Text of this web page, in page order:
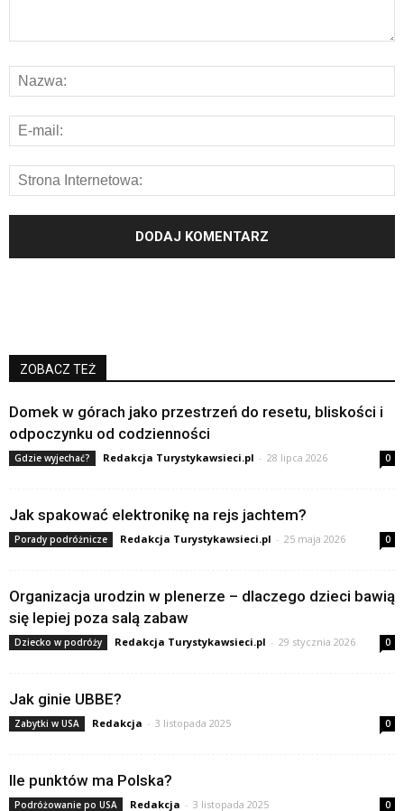
ZOBACZ TEŻ
Domek w górach jako przestrzeń do resetu, bliskości i
odpoczynku od codzienności
Gdzie wyjechać? Redakcja Turystykawsieci.pl - 28 lipca 2026 0
Jak spakować elektronikę na rejs jachtem?
Porady podróżnicze Redakcja Turystykawsieci.pl - 25 maja 2026 0
Organizacja urodzin w plenerze – dlaczego dzieci bawią
się lepiej poza salą zabaw
Dziecko w podróży Redakcja Turystykawsieci.pl - 29 stycznia 2026 0
Jak ginie UBBE?
Zabytki w USA Redakcja - 3 listopada 2025 0
Ile punktów ma Polska?
Podróżowanie po USA Redakcja - 3 listopada 2025 0